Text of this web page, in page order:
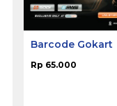
Barcode Gokart
Rp 65.000